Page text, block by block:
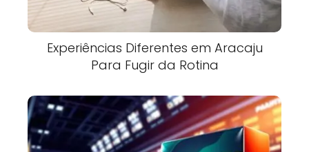
Experiências Diferentes em Aracaju
Para Fugir da Rotina